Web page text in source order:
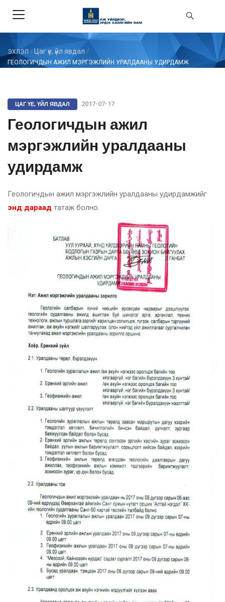
ЭХЛЭЛ / Цаг үе, үйл явдал /
ГЕОЛОГИЧДЫН АЖИЛ МЭРГЭЖЛИЙН УРАЛДААНЫ УДИРДАМЖ
ЦАГ ҮЕ, ҮЙЛ ЯВДАЛ 2017-07-17
Геологичдын ажил
мэргэжлийн уралдааны
удирдамж
Геологичдын ажил мэргэжлийн уралдааны удирдамжийг
энд дараад татаж болно.